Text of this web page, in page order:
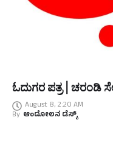
ಓದುಗರ ಪತ್ರ | ಚರಂಡಿ
August 8, 2:20 AM
By ಆಂದೋಲನ ಡೆಸ್ಕ್